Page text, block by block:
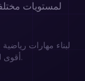
لمستويات
أقوى للأطفال والطلاب والعائلات والبالغين.